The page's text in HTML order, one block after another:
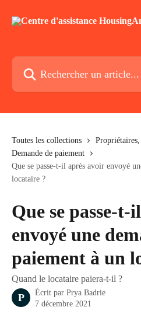
Rechercher un article...
Toutes les collections
Demande de paiement
Que se passe-t-il après avoir envoyé
locataire ?
Que se passe-
envoyé une
paiement à un
Quand le locataire paiera-t-il ?
P Écrit par Prya Badrie
7 décembre 2021